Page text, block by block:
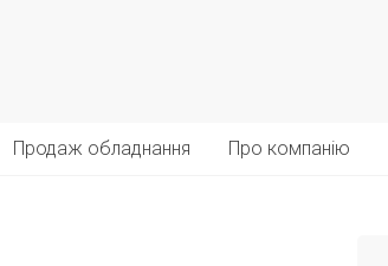
Продаж обладнання Про компанію